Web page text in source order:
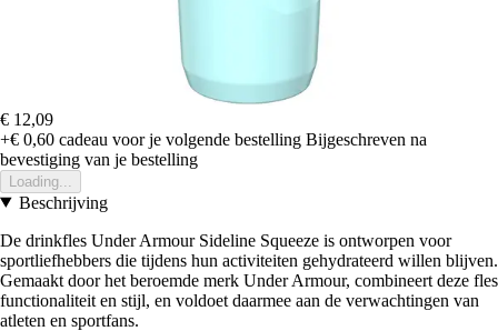
€ 12,09
+€ 0,60 cadeau voor je volgende bestelling Bijgeschreven na
bevestiging van je bestelling
Loading...
Beschrijving
De drinkfles Under Armour Sideline Squeeze is ontworpen voor
sportliefhebbers die tijdens hun activiteiten gehydrateerd willen blijven.
Gemaakt door het beroemde merk Under Armour, combineert deze fles
functionaliteit en stijl, en voldoet daarmee aan de verwachtingen van
atleten en sportfans.